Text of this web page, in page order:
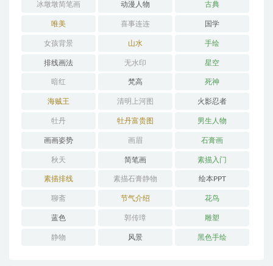
冰墩墩简笔画 动漫人物 古典
唯美 喜事连连 国学
女孩背景 山水 手绘
排线画法 无水印 星空
暗红 梵高 死神
海贼王 清明上河图 火影忍者
牡丹 牡丹富贵图 男生人物
画画姿势 画眉 石膏画
秋天 简笔画 素描入门
素描排线 素描石膏静物 绘本PPT
聊斋 节气介绍 花鸟
蓝色 郭传璋 雕塑
静物 风景 黑色手绘